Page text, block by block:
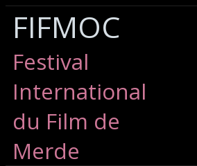
FIFMOC
Festival
International
du Film de
Merde